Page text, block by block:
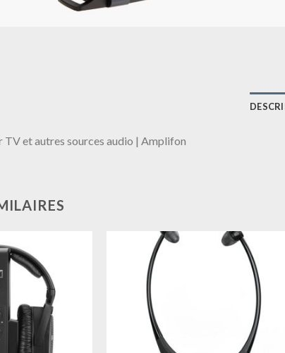
TV et autres sources audio | Amplifon